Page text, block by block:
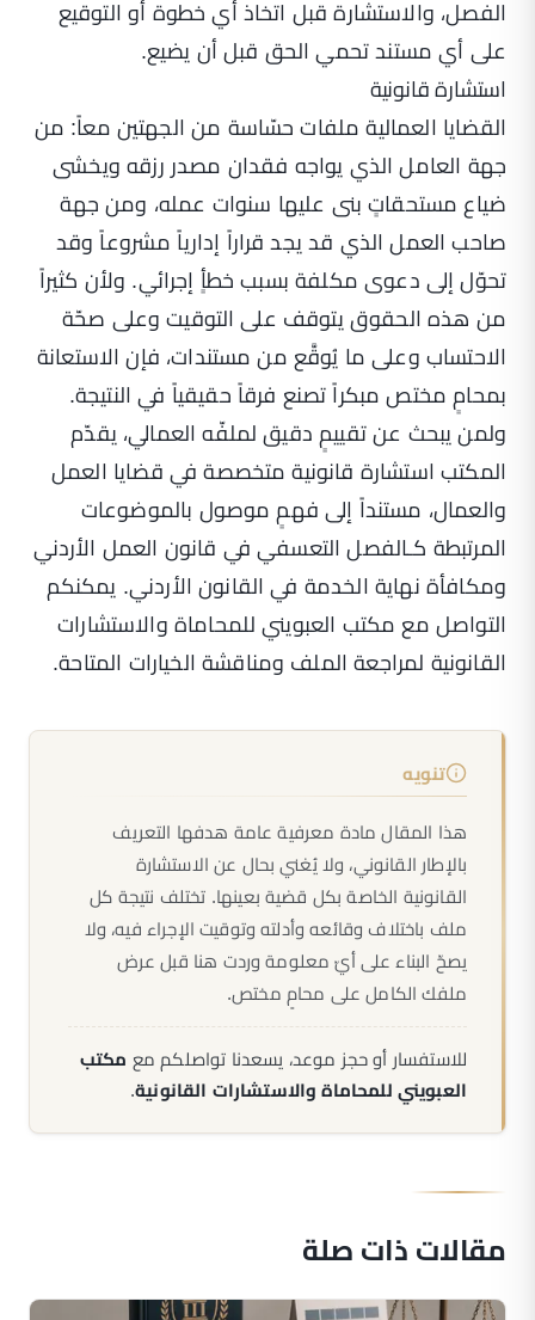
الفصل، والاستشارة قبل اتخاذ أي خطوة أو التوقيع
على أي مستند تحمي الحق قبل أن يضيع.
استشارة قانونية
القضايا العمالية ملفات حسّاسة من الجهتين معاً: من
جهة العامل الذي يواجه فقدان مصدر رزقه ويخشى
ضياع مستحقاتٍ بنى عليها سنوات عمله، ومن جهة
صاحب العمل الذي قد يجد قراراً إدارياً مشروعاً وقد
تحوّل إلى دعوى مكلفة بسبب خطأٍ إجرائي. ولأن كثيراً
من هذه الحقوق يتوقف على التوقيت وعلى صحّة
الاحتساب وعلى ما يُوقَّع من مستندات، فإن الاستعانة
بمحامٍ مختص مبكراً تصنع فرقاً حقيقياً في النتيجة.
ولمن يبحث عن تقييمٍ دقيق لملفّه العمالي، يقدّم
المكتب استشارة قانونية متخصصة في قضايا العمل
والعمال، مستنداً إلى فهمٍ موصول بالموضوعات
المرتبطة كـالفصل التعسفي في قانون العمل الأردني
ومكافأة نهاية الخدمة في القانون الأردني. يمكنكم
التواصل مع مكتب العبويني للمحاماة والاستشارات
القانونية لمراجعة الملف ومناقشة الخيارات المتاحة.
تنويه
هذا المقال مادة معرفية عامة هدفها التعريف
بالإطار القانوني، ولا يُغني بحال عن الاستشارة
القانونية الخاصة بكل قضية بعينها. تختلف نتيجة كل
ملف باختلاف وقائعه وأدلته وتوقيت الإجراء فيه، ولا
يصحّ البناء على أيّ معلومة وردت هنا قبل عرض
ملفك الكامل على محامٍ مختص.
للاستفسار أو حجز موعد، يسعدنا تواصلكم مع مكتب
العبويني للمحاماة والاستشارات القانونية.
مقالات ذات صلة